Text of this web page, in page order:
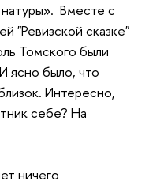
Вместе с
"Ревизской сказке"
Томского были
ясно было, что
Интересно,
себе? На
ничего